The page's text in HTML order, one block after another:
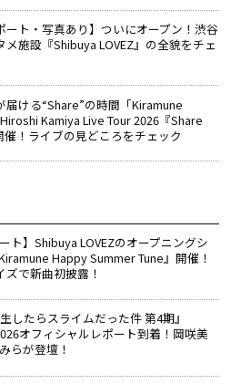
ート・写真あり】ついにオープン！渋谷
メ施設『Shibuya LOVEZ』の全貌をチェ
ける“Share”の時間――「Kiramune
Kamiya Live Tour 2026『Share
催！ライブの見どころをチェック
ト】Shibuya LOVEZのオープニングシ
Happy Summer Tune』開催！
ズで新曲初披露！
したらスライムだった件 第4期』
オフィシャルレポート到着！岡咲美
らが登壇！